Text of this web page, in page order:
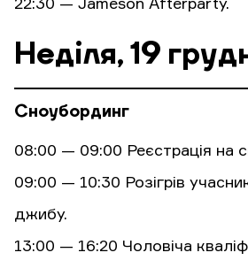
22:30 — Jameson Afterparty.
Неділя, 19
Сноубординг
08:00 — 09:00 Реєстрація на
09:00 — 10:30 Розігрів
джибу.
13:00 — 16:20 Чоловіча